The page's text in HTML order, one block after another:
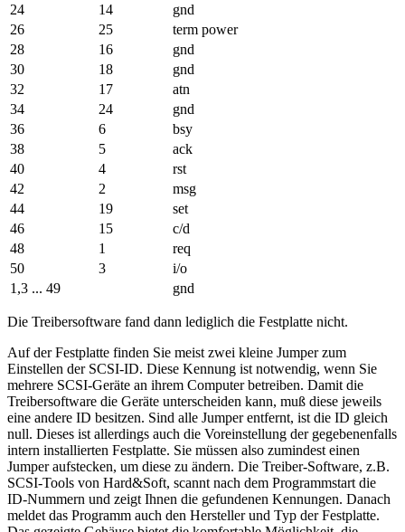
24
14
gnd
26
25
term power
28
16
gnd
30
18
gnd
32
17
atn
34
24
gnd
36
6
bsy
38
5
ack
40
4
rst
42
2
msg
44
19
set
46
15
c/d
48
1
req
50
3
i/o
1,3 ... 49
gnd
Die Treibersoftware fand dann lediglich die Festplatte nicht.
Auf der Festplatte finden Sie meist zwei kleine Jumper zum
Einstellen der SCSI-ID. Diese Kennung ist notwendig, wenn Sie
mehrere SCSI-Geräte an ihrem Computer betreiben. Damit die
Treibersoftware die Geräte unterscheiden kann, muß diese jeweils
eine andere ID besitzen. Sind alle Jumper entfernt, ist die ID gleich
null. Dieses ist allerdings auch die Voreinstellung der gegebenenfalls
intern installierten Festplatte. Sie müssen also zumindest einen
Jumper aufstecken, um diese zu ändern. Die Treiber-Software, z.B.
SCSI-Tools von Hard&Soft, scannt nach dem Programmstart die
ID-Nummern und zeigt Ihnen die gefundenen Kennungen. Danach
meldet das Programm auch den Hersteller und Typ der Festplatte.